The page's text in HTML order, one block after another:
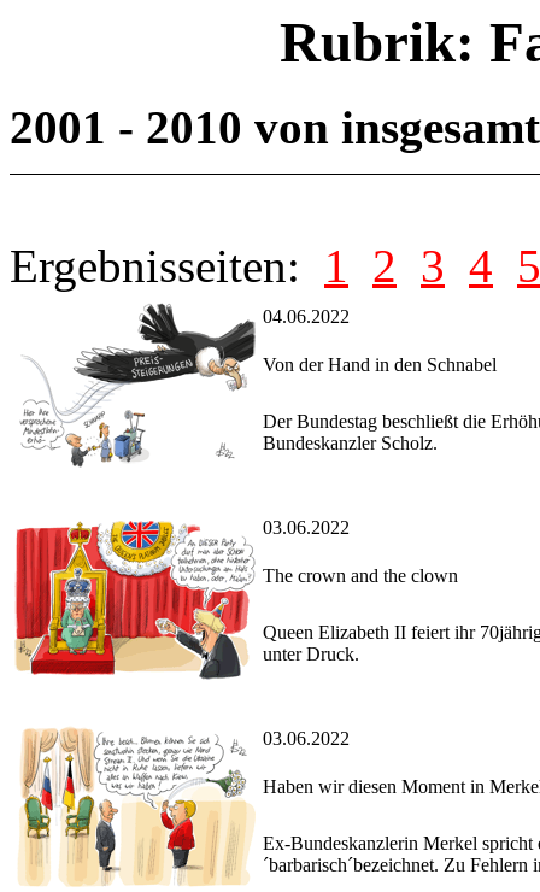
Rubrik:
2001 - 2010 von
Ergebnisseiten: 1 2 3 4 5
04.06.2022
Von der Hand in den Schnabel
Der Bundestag beschließt die
Bundeskanzler Scholz.
03.06.2022
The crown and the clown
Queen Elizabeth II feiert ihr
unter Druck.
03.06.2022
Haben wir diesen Moment in
Ex-Bundeskanzlerin Merkel spricht
´barbarisch´bezeichnet. Zu